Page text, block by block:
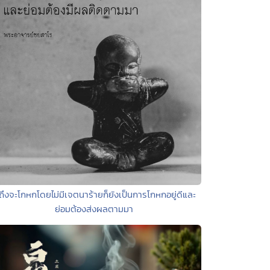
งจะโกหกโดยไม่มีเจตนาร้ายก็ยังเป็นการโกหกอยู่ดีและ
ย่อมต้องส่งผลตามมา